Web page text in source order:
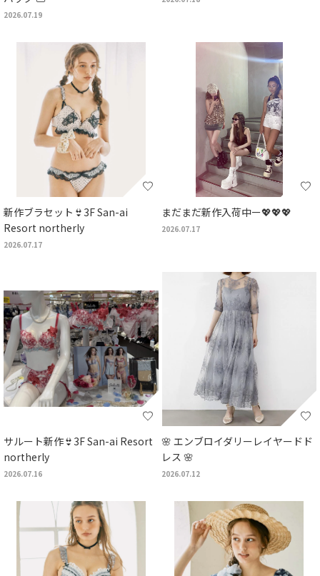
2026.07.19
新作ブラセット👙3F San-ai
Resort northerly
2026.07.17
まだまだ新作入荷中ー💖💖💖
2026.07.17
サルート新作👙3F San-ai Resort
northerly
2026.07.16
🌸 エンブロイダリーレイヤードド
レス 🌸
2026.07.12